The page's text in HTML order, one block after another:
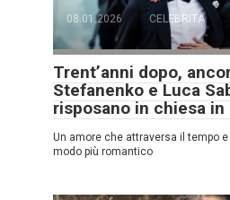
08.01.2026
CELEBRITÀ
Trent’anni dopo,
Stefanenko e Luca
risposano in chiesa in
Un amore che attraversa il tempo
modo più romantico